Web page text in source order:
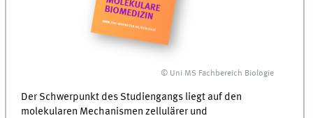
© Uni MS Fachbereich Biologie
Der Schwerpunkt des Studiengangs liegt auf den
molekularen Mechanismen zellulärer und